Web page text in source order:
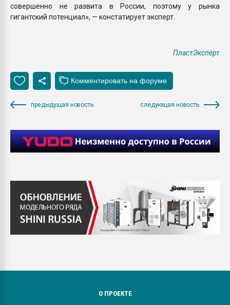
совершенно не развита в России, поэтому у рынка
гигантский потенциал», — констатирует эксперт.
ПластЭксперт
предыдущая новость следующая новость
О ПРОЕКТЕ